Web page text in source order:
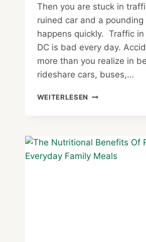
Then you are stuck in
ruined car and a
happens quickly. Traffic in
DC is bad every day.
more than you realize in
rideshare cars, buses,…
WEITERLESEN PERSONAL
LEGAL
TIPS